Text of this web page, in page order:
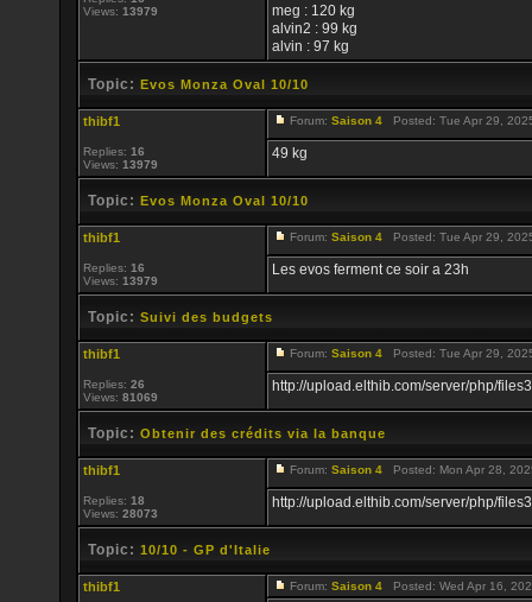
Views: 13979
meg : 120 kg
alvin2 : 99 kg
alvin : 97 kg
Topic: Evos Monza Oval 10/10
thibf1
Replies: 16
Views: 13979
Forum: Saison 4 Posted: Tue Apr 29,
49 kg
Topic: Evos Monza Oval 10/10
thibf1
Replies: 16
Views: 13979
Forum: Saison 4 Posted: Tue Apr 29,
Les evos ferment ce soir a 23h
Topic: Suivi des budgets
thibf1
Replies: 26
Views: 81069
Forum: Saison 4 Posted: Tue Apr 29,
http://upload.elthib.com/server/php/
Topic: Obtenir des crédits via la banque
thibf1
Replies: 18
Views: 28073
Forum: Saison 4 Posted: Mon Apr 28,
http://upload.elthib.com/server/php/
Topic: 10/10 - GP d'Italie
thibf1 Forum: Saison 4 Posted: Wed Apr 16,